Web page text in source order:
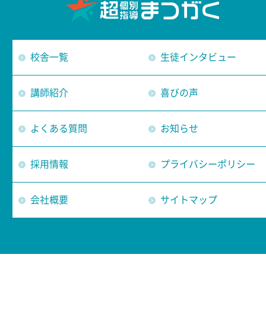
校舎一覧 生徒インタビュー
講師紹介 喜びの声
よくある質問 お知らせ
採用情報 プライバシーポリシー
会社概要 サイトマップ